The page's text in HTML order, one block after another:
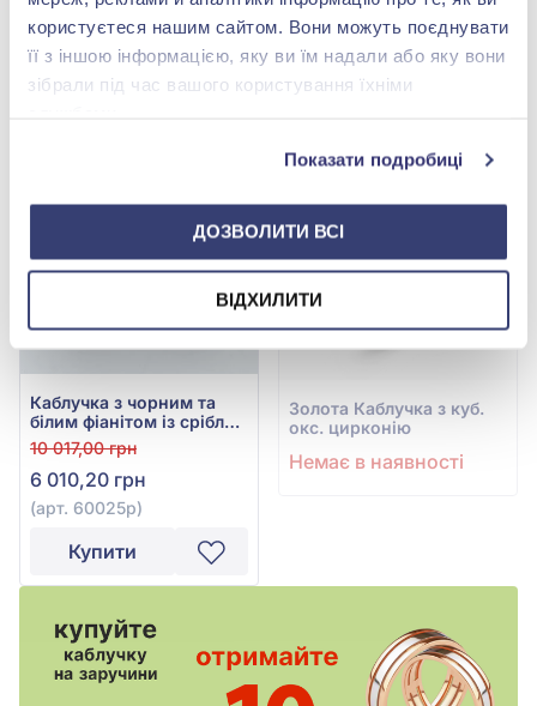
користуєтеся нашим сайтом. Вони можуть поєднувати
її з іншою інформацією, яку ви їм надали або яку вони
зібрали під час вашого користування їхніми
Показати подробиці
ДОЗВОЛИТИ ВСІ
ВІДХИЛИТИ
1204/1р-CZ
3 410,40 грн
(арт. 1204/1р-CZ)
Р
3 344,40 грн
(арт. 493к Р)
Каблучка з чорним та
білим фіанітом із срібла
925°, арт. 60025р
10 017,00 грн
6 010,20 грн
(арт. 60025р)
Купити
Золота Каблучка з куб.
окс. цирконію
Немає в наявності